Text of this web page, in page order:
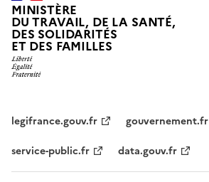
MINISTÈRE
DU TRAVAIL, DE LA SANTÉ,
DES SOLIDARITÉS
ET DES FAMILLES
legifrance.gouv.fr
gouvernement.fr
service-public.fr
data.gouv.fr